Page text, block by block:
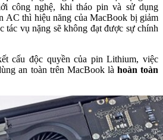
công nghệ, khi tháo pin và sử dụng
AC thì hiệu năng của MacBook bị giảm
tác vụ nặng sẽ không đạt được sự chính
cấu độc quyền của pin Lithium, việc
an toàn trên MacBook là hoàn toàn